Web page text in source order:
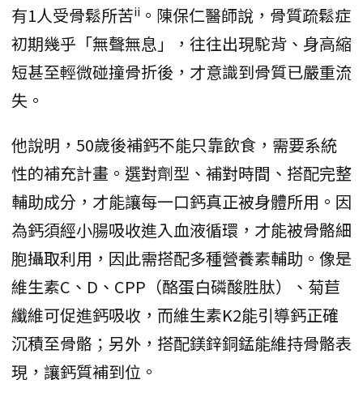
有1人受骨鬆所苦ii 。陳保仁醫師說，骨質疏鬆症
初期幾乎「無聲無息」，往往出現駝背、身高縮
短甚至輕微碰撞骨折後，才意識到骨質已嚴重流
失。
他說明，50歲後補鈣不能只靠飲食，需要系統
性的補充計畫。選對劑型、補對時間、搭配完整
輔助成分，才能讓每一口鈣真正被身體所用。因
為鈣須經小腸吸收進入血液循環，才能被骨骼細
胞攝取利用，因此需搭配多種營養素輔助。像是
維生素C、D、CPP（酪蛋白磷酸胜肽）、菊苣
纖維可促進鈣吸收，而維生素K2能引導鈣正確
沉積至骨骼；另外，搭配鎂鋅銅錳能維持骨骼表
現，讓鈣質補到位。